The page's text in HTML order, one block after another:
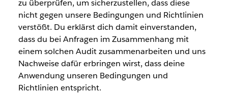
zu überprüfen, um sicherzustellen, dass diese
nicht gegen unsere Bedingungen und Richtlinien
verstößt. Du erklärst dich damit einverstanden,
dass du bei Anfragen im Zusammenhang mit
einem solchen Audit zusammenarbeiten und uns
Nachweise dafür erbringen wirst, dass deine
Anwendung unseren Bedingungen und
Richtlinien entspricht.